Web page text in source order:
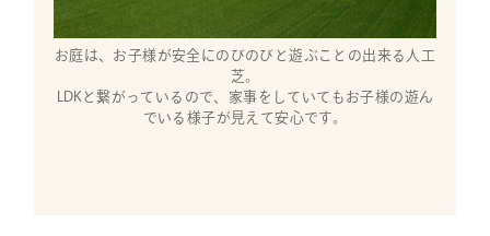
お庭は、お子様が安全にのびのびと遊ぶことの出来る人工
芝。
LDKと繋がっているので、家事をしていてもお子様の遊ん
でいる様子が見えて安心です。